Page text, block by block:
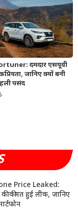
दमदार एसयूवी
जानिए क्यों बनी
पसंद
Price Leaked:
कीमत हुई लीक, जानिए